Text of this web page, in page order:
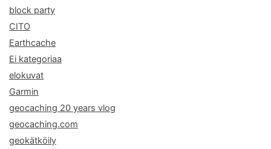
block party
CITO
Earthcache
Ei kategoriaa
elokuvat
Garmin
geocaching 20 years vlog
geocaching.com
geokätköily